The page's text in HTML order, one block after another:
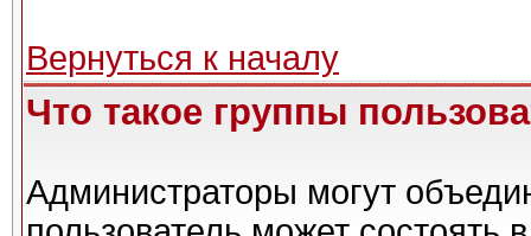
Вернуться к началу
Что такое группы
Администраторы могут